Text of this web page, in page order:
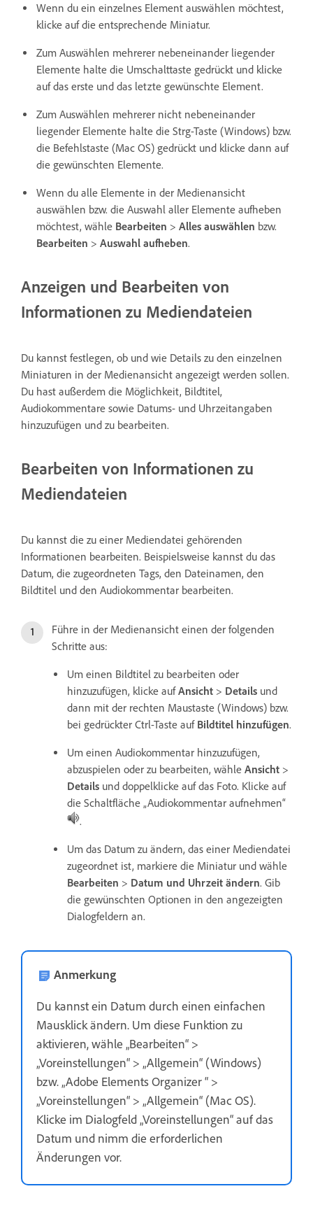
Wenn du ein einzelnes Element auswählen möchtest,
klicke auf die entsprechende Miniatur.
Zum Auswählen mehrerer nebeneinander liegender
Elemente halte die Umschalttaste gedrückt und klicke
auf das erste und das letzte gewünschte Element.
Zum Auswählen mehrerer nicht nebeneinander
liegender Elemente halte die Strg-Taste (Windows) bzw.
die Befehlstaste (Mac OS) gedrückt und klicke dann auf
die gewünschten Elemente.
Wenn du alle Elemente in der Medienansicht
auswählen bzw. die Auswahl aller Elemente aufheben
möchtest, wähle Bearbeiten > Alles auswählen bzw.
Bearbeiten > Auswahl aufheben.
Anzeigen und Bearbeiten von
Informationen zu Mediendateien
Du kannst festlegen, ob und wie Details zu den einzelnen
Miniaturen in der Medienansicht angezeigt werden sollen.
Du hast außerdem die Möglichkeit, Bildtitel,
Audiokommentare sowie Datums- und Uhrzeitangaben
hinzuzufügen und zu bearbeiten.
Bearbeiten von Informationen zu
Mediendateien
Du kannst die zu einer Mediendatei gehörenden
Informationen bearbeiten. Beispielsweise kannst du das
Datum, die zugeordneten Tags, den Dateinamen, den
Bildtitel und den Audiokommentar bearbeiten.
Führe in der Medienansicht einen der folgenden
Schritte aus:
Um einen Bildtitel zu bearbeiten oder
hinzuzufügen, klicke aufAnsicht > Details und
dann mit der rechten Maustaste (Windows) bzw.
bei gedrückter Ctrl-Taste auf Bildtitel hinzufügen.
Um einen Audiokommentar hinzuzufügen,
abzuspielen oder zu bearbeiten, wähle Ansicht >
Details und doppelklicke auf das Foto. Klicke auf
die Schaltfläche „Audiokommentar aufnehmen“
.
Um das Datum zu ändern, das einer Mediendatei
zugeordnet ist, markiere die Miniatur und wähle
Bearbeiten > Datum und Uhrzeit ändern. Gib
die gewünschten Optionen in den angezeigten
Dialogfeldern an.
Anmerkung
Du kannst ein Datum durch einen einfachen
Mausklick ändern. Um diese Funktion zu
aktivieren, wähle „Bearbeiten“ >
„Voreinstellungen“ > „Allgemein“ (Windows)
bzw. „Adobe Elements Organizer “ >
„Voreinstellungen“ > „Allgemein“ (Mac OS).
Klicke im Dialogfeld „Voreinstellungen“ auf das
Datum und nimm die erforderlichen
Änderungen vor.